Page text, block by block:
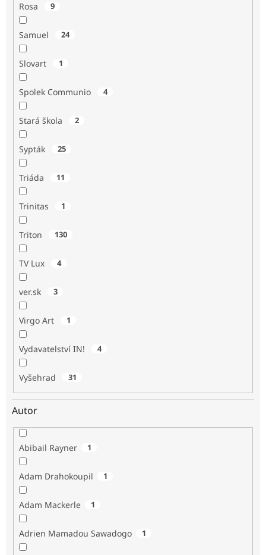
Rosa 9
Samuel 24
Slovart 1
Spolek Communio 4
Stará škola 2
Sypták 25
Triáda 11
Trinitas 1
Triton 130
TV Lux 4
ver.sk 3
Virgo Art 1
Vydavatelství IN! 4
Vyšehrad 31
Autor
Abibail Rayner 1
Adam Drahokoupil 1
Adam Mackerle 1
Adrien Mamadou Sawadogo 1